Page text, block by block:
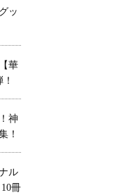
ッ
華
神
！
ル
冊